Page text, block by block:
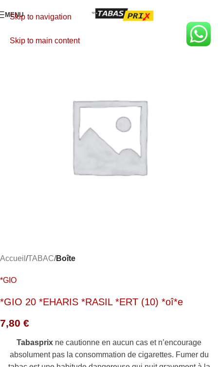
Skip to navigation
Skip to main content
MENU
Accueil TABAC Boîte
*GIO
*GIO 20 *EHARIS *RASIL *ERT (10) *oî*e
7,80 €
Tabasprix ne cautionne en aucun cas et n’encourage
absolument pas la consommation de cigarettes. Fumer du